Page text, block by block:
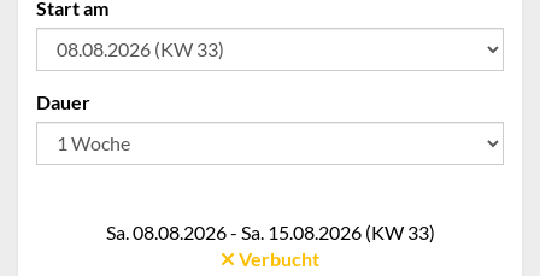
Start am
Dauer
Sa. 08.08.2026 - Sa. 15.08.2026 (KW 33)
Verbucht